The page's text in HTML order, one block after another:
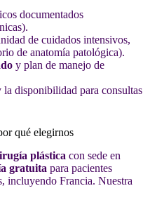
documentados
de cuidados intensivos,
de anatomía patológica).
y plan de manejo de
la disponibilidad para consultas
qué elegirnos
plástica con sede en
gratuita para pacientes
incluyendo Francia. Nuestra